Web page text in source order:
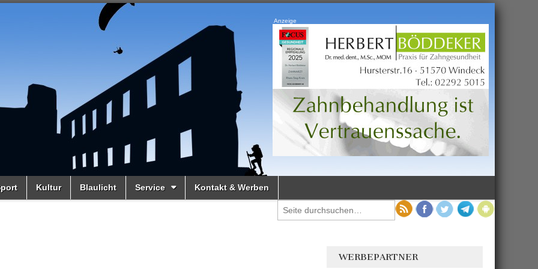
Anzeige
Kultur Blaulicht Service Kontakt & Werben
WERBEPARTNER